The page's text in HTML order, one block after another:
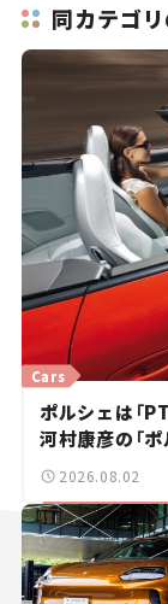
同カテゴ
ポルシェは「
河村康彦の「
Cars
2026.08.02